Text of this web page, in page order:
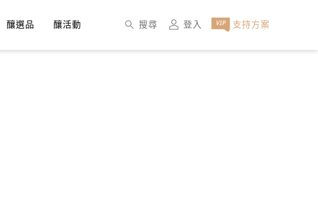
釀選品 釀活動 搜尋 登入 支持方案